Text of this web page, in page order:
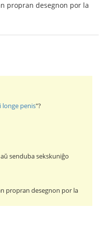
propran desegnon por la
longe penis"?
senduba sekskuniĝo
propran desegnon por la